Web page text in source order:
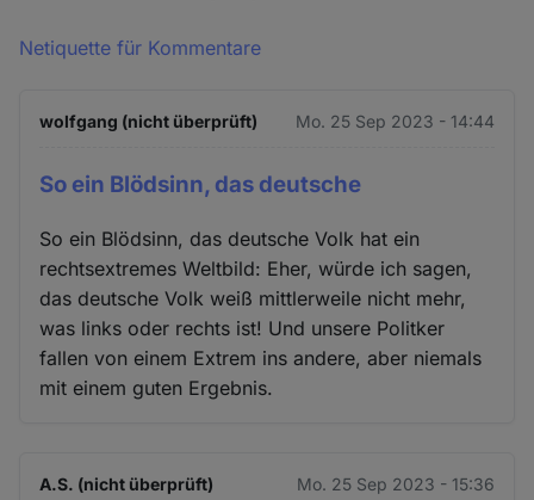
Netiquette für Kommentare
wolfgang (nicht überprüft) Mo. 25 Sep 2023 - 14:44
So ein Blödsinn, das deutsche
So ein Blödsinn, das deutsche Volk hat ein
rechtsextremes Weltbild: Eher, würde ich sagen,
das deutsche Volk weiß mittlerweile nicht mehr,
was links oder rechts ist! Und unsere Politker
fallen von einem Extrem ins andere, aber niemals
mit einem guten Ergebnis.
A.S. (nicht überprüft) Mo. 25 Sep 2023 - 15:36